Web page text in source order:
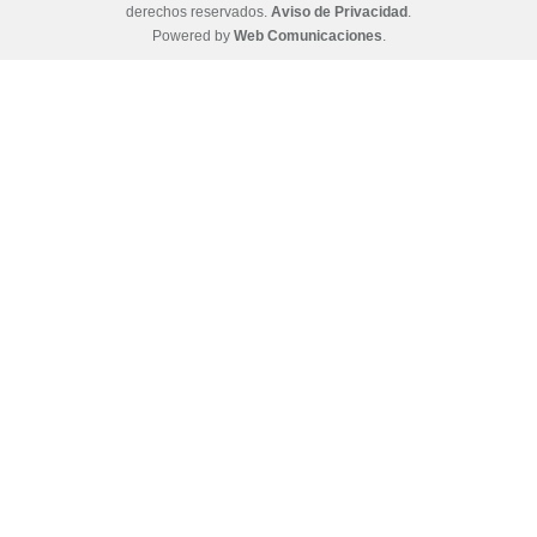
derechos reservados. Aviso de Privacidad .
Powered by Web Comunicaciones.